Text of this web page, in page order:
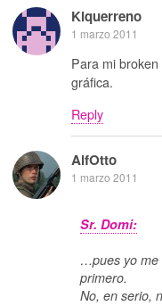
Kiquerreno
1 marzo 2011
Para mi
gráfica.
Reply
AlfOtto
1 marzo 2011
Sr. Domi:
…pues yo me
primero.
No, en serio,